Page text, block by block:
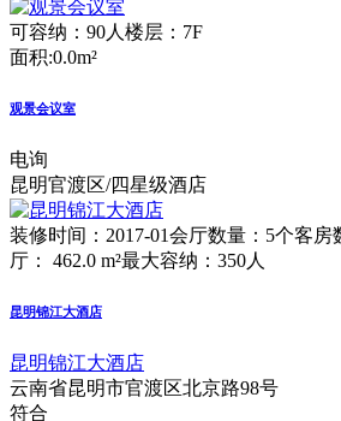
可容纳：90人 楼层：7F
面积:0.0m²
观景会议室
电询
昆明官渡区/四星级酒店
装修时间：2017-01会厅数量：5个客房
厅： 462.0 m²最大容纳：350人
昆明锦江大酒店
昆明锦江大酒店
云南省昆明市官渡区北京路98号
符合